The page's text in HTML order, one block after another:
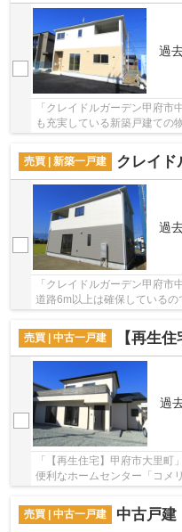
過
「クレイドルガーデン甲府
も充実している新築戸建ての
売買 | 新築一戸建
クレイドル
過
「クレイドルガーデン甲府
道路6m以上は確保している
売買 | 中古一戸建
【再生
過
「【再生住宅】甲府市大里
便利なホームセンター「コメ
売買 | 中古一戸建
中古戸